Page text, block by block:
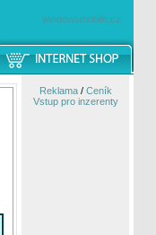
windowsmobile.cz
Reklama/ Ceník
Vstup pro inzerenty